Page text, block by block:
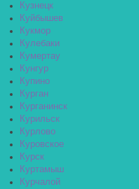
Кузнецк
Куйбышев
Кукмор
Кулебаки
Кумертау
Кунгур
Купино
Курган
Курганинск
Курильск
Курлово
Куровское
Курск
Куртамыш
Курчалой